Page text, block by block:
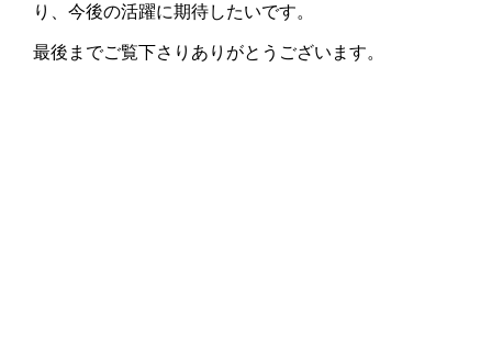
り、今後の活躍に期待したいです。
最後までご覧下さりありがとうございます。